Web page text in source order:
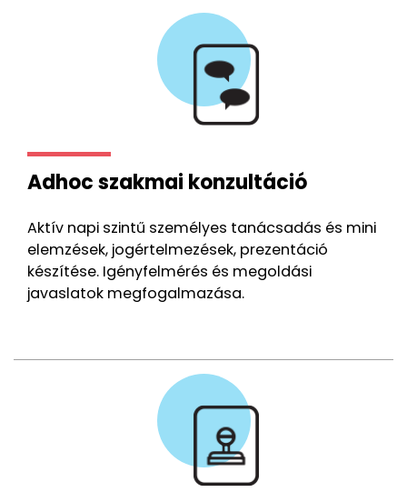
Adhoc szakmai konzultáció
Aktív napi szintű személyes tanácsadás és mini
elemzések, jogértelmezések, prezentáció
készítése. Igényfelmérés és megoldási
javaslatok megfogalmazása.